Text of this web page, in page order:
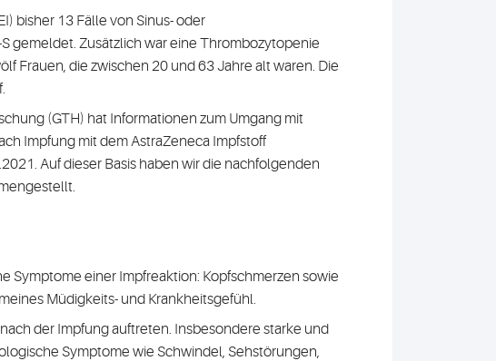
bisher 13 Fälle von Sinus- oder
gemeldet. Zusätzlich war eine Thrombozytopenie
Frauen, die zwischen 20 und 63 Jahre alt waren. Die
(GTH) hat Informationen zum Umgang mit
Impfung mit dem AstraZeneca Impfstoff
Auf dieser Basis haben wir die nachfolgenden
Symptome einer Impfreaktion: Kopfschmerzen sowie
Müdigkeits- und Krankheitsgefühl.
der Impfung auftreten. Insbesondere starke und
Symptome wie Schwindel, Sehstörungen,